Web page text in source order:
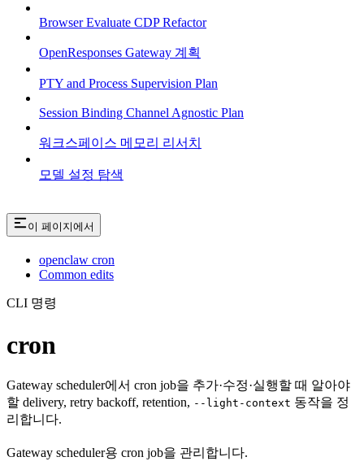
Browser Evaluate CDP Refactor
OpenResponses Gateway 계획
PTY and Process Supervision Plan
Session Binding Channel Agnostic Plan
워크스페이스 메모리 리서치
모델 설정 탐색
이 페이지에서
openclaw cron
Common edits
CLI 명령
cron
Gateway scheduler에서 cron job을 추가·수정·실행할 때 알아야
할 delivery, retry backoff, retention, --light-context 동작을 정
리합니다.
Gateway scheduler용 cron job을 관리합니다.